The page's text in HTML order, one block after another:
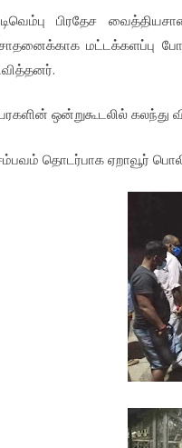
பிரதேச
மட்டக்களப்பு
.
ஒன்றுகூடலில் கலந்து
தொடர்பாக ஏறாவூர்